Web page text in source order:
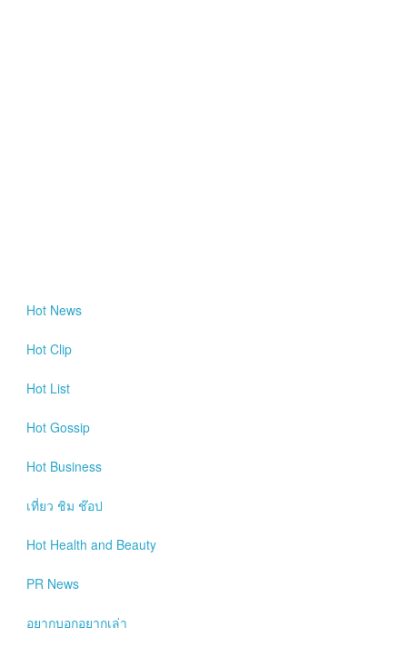
Hot News
Hot Clip
Hot List
Hot Gossip
Hot Business
เที่ยว ชิม ช๊อป
Hot Health and Beauty
PR News
อยากบอกอยากเล่า